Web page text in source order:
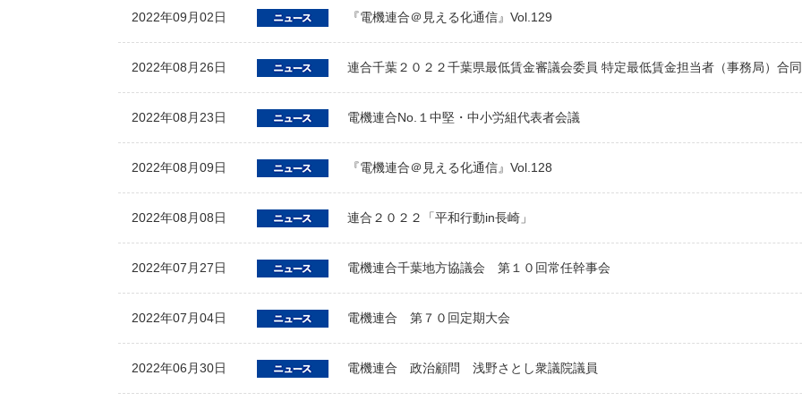
2022年09月02日 『電機連合＠見える化通信』Vol.129
2022年08月26日 連合千葉２０２２千葉県最低賃金審議会委員 特定最低賃金担当者（事務局）合
2022年08月23日 電機連合No.１中堅・中小労組代表者会議
2022年08月09日 『電機連合＠見える化通信』Vol.128
2022年08月08日 連合２０２２「平和行動in長崎」
2022年07月27日 電機連合千葉地方協議会 第１０回常任幹事会
2022年07月04日 電機連合 第７０回定期大会
2022年06月30日 電機連合 政治顧問 浅野さとし衆議院議員